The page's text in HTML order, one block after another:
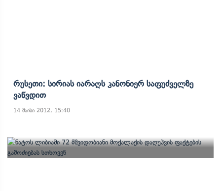
Რუსეთი: Სირიას Იარაღს Კანონიერ Საფუძველზე
Ვაწვდით
14 მაისი 2012, 15:40